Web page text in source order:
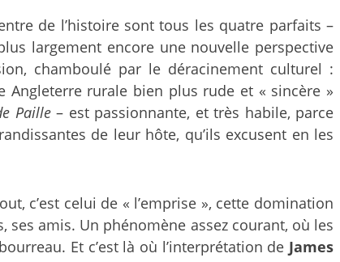
de l’histoire sont tous les quatre parfaits –
largement encore une nouvelle perspective
chamboulé par le déracinement culturel :
Angleterre rurale bien plus rude et « sincère »
Paille– est passionnante, et très habile, parce
de leur hôte, qu’ils excusent en les
c’est celui de « l’emprise », cette domination
amis. Un phénomène assez courant, où les
Et c’est là où l’interprétation de James